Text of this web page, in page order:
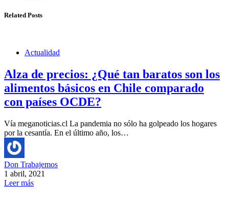
Related Posts
Actualidad
Alza de precios: ¿Qué tan baratos son los
alimentos básicos en Chile comparado
con países OCDE?
Vía meganoticias.cl La pandemia no sólo ha golpeado los hogares
por la cesantía. En el último año, los…
Don Trabajemos
1 abril, 2021
Leer más